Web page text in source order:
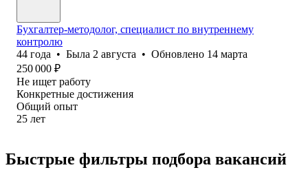
Бухгалтер-методолог, специалист по внутреннему
контролю
44 года • Была 2 августа • Обновлено 14 марта
250 000 ₽
Не ищет работу
Конкретные достижения
Общий опыт
25 лет
Быстрые фильтры подбора вакансий